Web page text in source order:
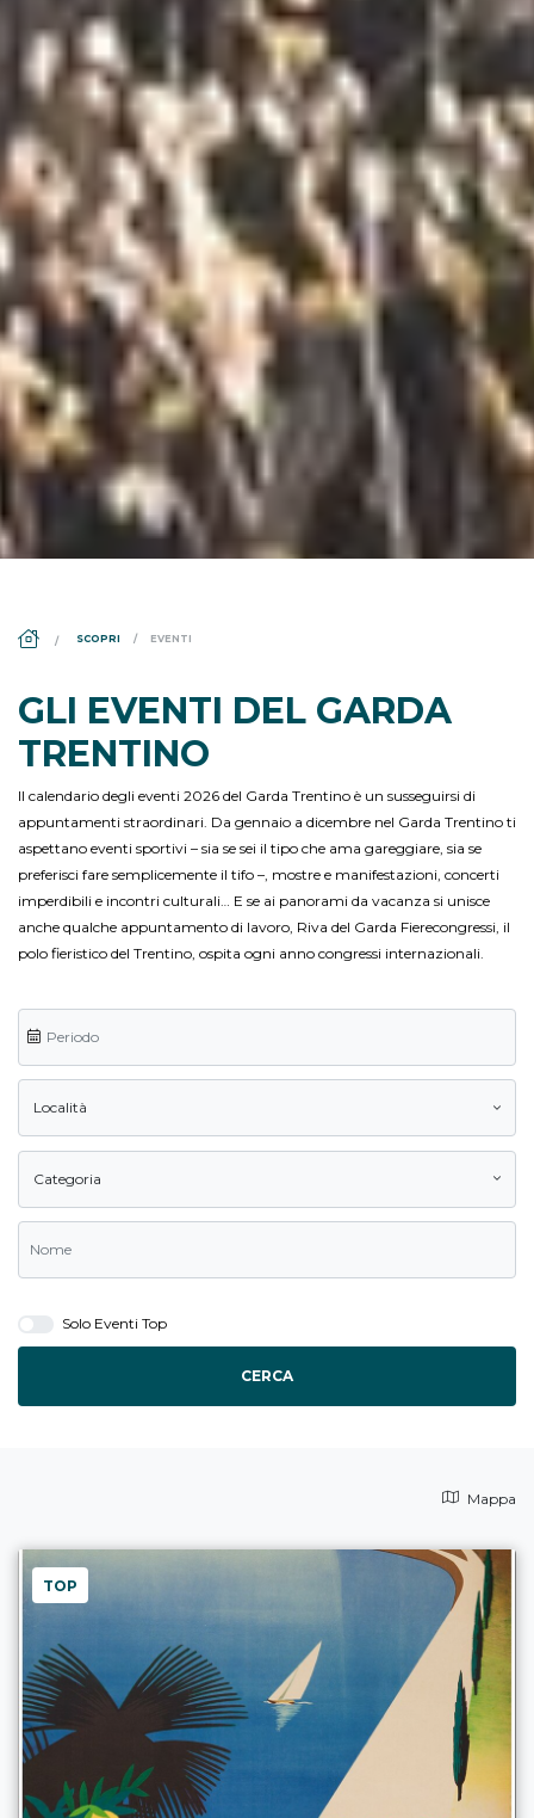
DS_BREADCRUMB.HOME
SCOPRI EVENTI
GLI EVENTI DEL GARDA
TRENTINO
Il calendario degli eventi 2026 del Garda Trentino è un susseguirsi di
appuntamenti straordinari. Da gennaio a dicembre nel Garda Trentino ti
aspettano eventi sportivi – sia se sei il tipo che ama gareggiare, sia se
preferisci fare semplicemente il tifo –, mostre e manifestazioni, concerti
imperdibili e incontri culturali… E se ai panorami da vacanza si unisce
anche qualche appuntamento di lavoro, Riva del Garda Fierecongressi, il
polo fieristico del Trentino, ospita ogni anno congressi internazionali.
Località
Categoria
Solo Eventi Top
CERCA
Mappa
TOP